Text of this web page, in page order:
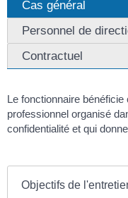
Cas général
Personnel de
Contractuel
Le fonctionnaire
professionnel organisé
confidentialité et qui
Objectifs de